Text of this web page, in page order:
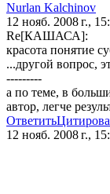
Nurlan Kalchinov
12 нояб. 2008 г.,
Re[КАШАСА]:
красота понятие
...другой вопрос,
---------
а по теме, в
автор, легче
Ответить
12 нояб. 2008 г.,